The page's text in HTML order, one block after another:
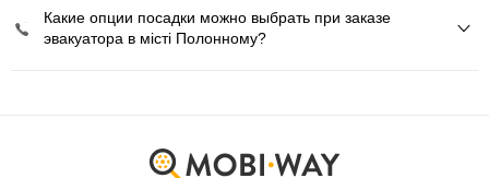
Какие опции посадки можно выбрать при заказе
эвакуатора в місті Полонному?